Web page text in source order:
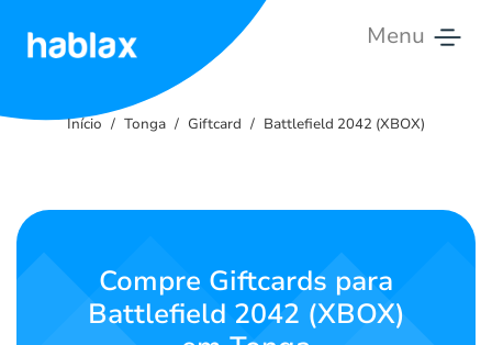
Menu
Tarifas
Contate-
Início Tonga Giftcard Battlefield 2042 (XBOX)
Compre Giftcards para
Battlefield 2042 (XBOX)